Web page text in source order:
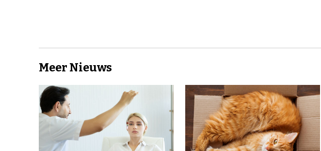
Meer Nieuws